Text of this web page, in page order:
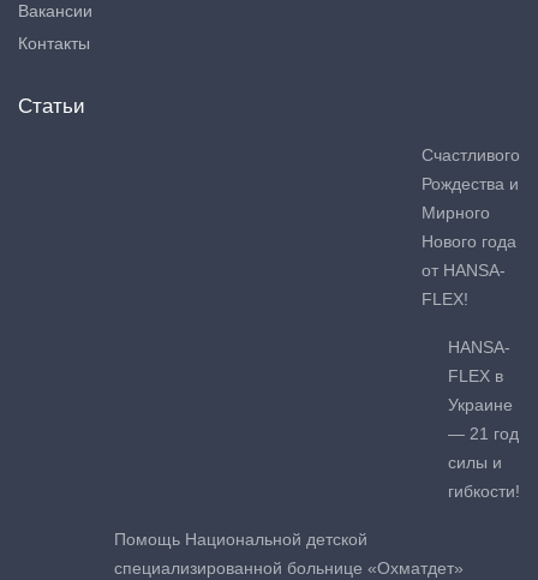
Вакансии
Контакты
Статьи
Счастливого
Рождества и
Мирного
Нового года
от HANSA-
FLEX!
HANSA-
FLEX в
Украине
— 21 год
силы и
гибкости!
Помощь Национальной детской
специализированной больнице «Охматдет»